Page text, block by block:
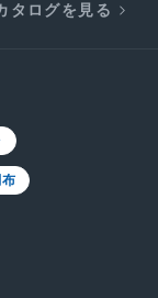
タログを見る